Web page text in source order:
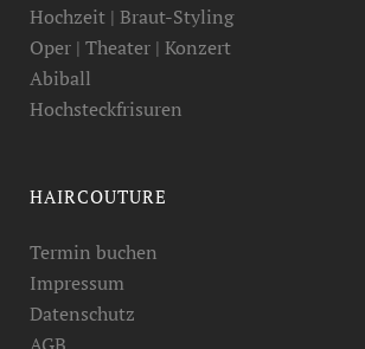
Hochzeit | Braut-Styling
Oper | Theater | Konzert
Abiball
Hochsteckfrisuren
HAIRCOUTURE
Termin buchen
Impressum
Datenschutz